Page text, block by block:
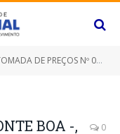
PREÇOS Nº 026/2022 (CONTRATAÇÃO DE EMPRESA ESPECIALIZADA PARA REFORMA E AMPLIAÇÃO DO COMPLEXO ESPORTIVO DO BAIRRO FONTE BOA, NESTE MUNICÍPIO DE CASTANHAL/PARÁ)
BOA -,
0